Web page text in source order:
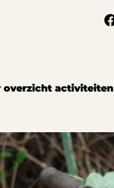
overzicht activiteiten